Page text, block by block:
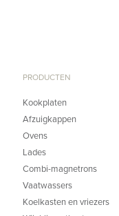
PRODUCTEN
Kookplaten
Afzuigkappen
Ovens
Lades
Combi-magnetrons
Vaatwassers
Koelkasten en vriezers